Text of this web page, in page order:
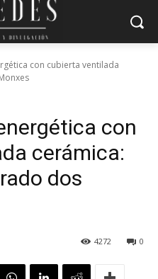
con cubierta ventilada
con
cerámica:
dos
0
4272